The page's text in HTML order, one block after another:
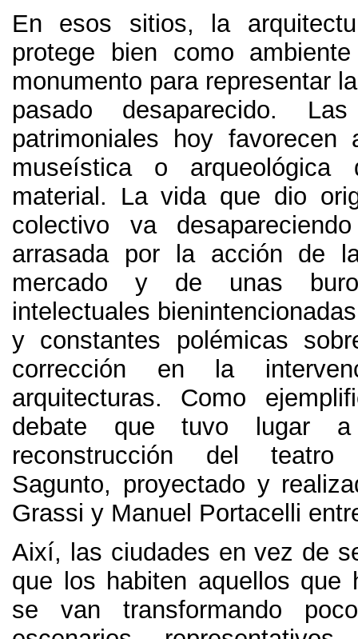
En esos sitios,
la
protege bien como
monumento para representar
pasado desaparecido.
patrimoniales hoy
museística o
material . La vida que dio
colectivo va
arrasada por la acción de
mercado y de unas
intelectuales bienintencionadas
y constantes polémicas
corrección en la
arquitecturas. Como
debate que tuvo lugar
reconstrucción del
Sagunto, proyectado y
Grassi y Manuel Portacelli
Així,
las ciudades en vez de
que los habiten aquellos que
se van transformando